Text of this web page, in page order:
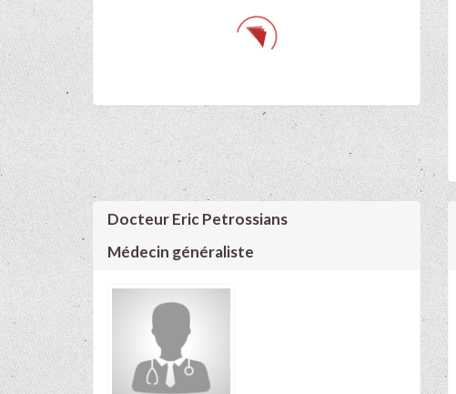
Docteur Eric Petrossians
Médecin généraliste